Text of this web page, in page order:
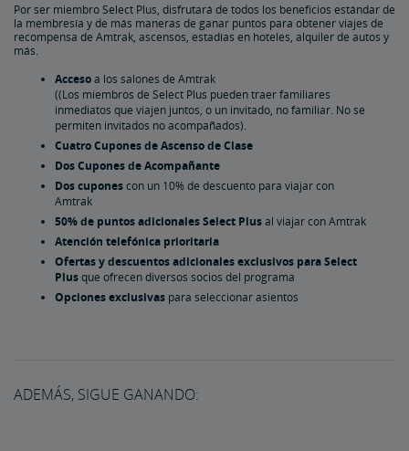
Beneficios de Select Executive
Beneficios de la Tarjeta Preferred Mastercard
Beneficios de la Tarjeta Mastercard®
Opciones para Ganar
Viajes con Amtrak
Socios Minoristas y Especiales
Opciones para Canjear
Puntos y Efectivo
Comprar/Compartir Puntos
Por ser miembro Select Plus, disfrutará de todos los beneficios estándar de
la membresía y de más maneras de ganar puntos para obtener viajes de
recompensa de Amtrak, ascensos, estadías en hoteles, alquiler de autos y
más.
Accesoa los salones de Amtrak
((Los miembros de Select Plus pueden traer familiares
inmediatos que viajen juntos, o un invitado, no familiar. No se
permiten invitados no acompañados).
Cuatro Cupones de Ascenso de Clase
Dos Cupones de Acompañante
Dos cuponescon un 10% de descuento para viajar con
Amtrak
50% de puntos adicionales Select Plusal viajar con Amtrak
Atención telefónica prioritaria
Ofertas y descuentos adicionales exclusivos para Select
Plusque ofrecen diversos socios del programa
Opciones exclusivas para seleccionar asientos
ADEMÁS, SIGUE GANANDO: